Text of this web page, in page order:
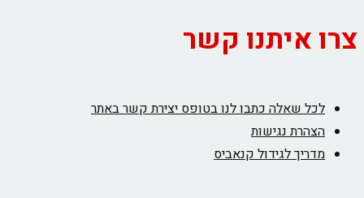
צרו איתנו קשר
לכל שאלה כתבו לנו בטופס יצירת קשר באתר
הצהרת נגישות
מדריך לגידול קנאביס